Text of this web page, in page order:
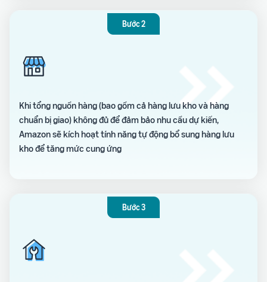
Bước 2
Khi tổng nguồn hàng (bao gồm cả hàng lưu kho và hàng
chuẩn bị giao) không đủ để đảm bảo nhu cầu dự kiến,
Amazon sẽ kích hoạt tính năng tự động bổ sung hàng lưu
kho để tăng mức cung ứng
Bước 3